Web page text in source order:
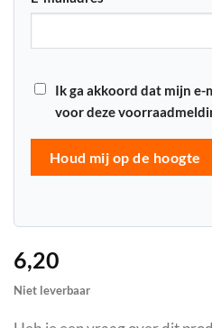
Ik ga akkoord dat mijn
voor deze
Houd mij op de hoogte
6,20
Niet leverbaar